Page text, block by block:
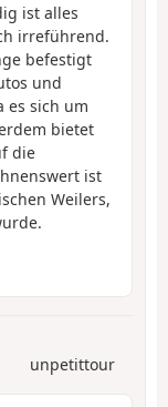
ist alles
irreführend.
befestigt
und
es sich um
bietet
die
ist
Weilers,
unpetittour